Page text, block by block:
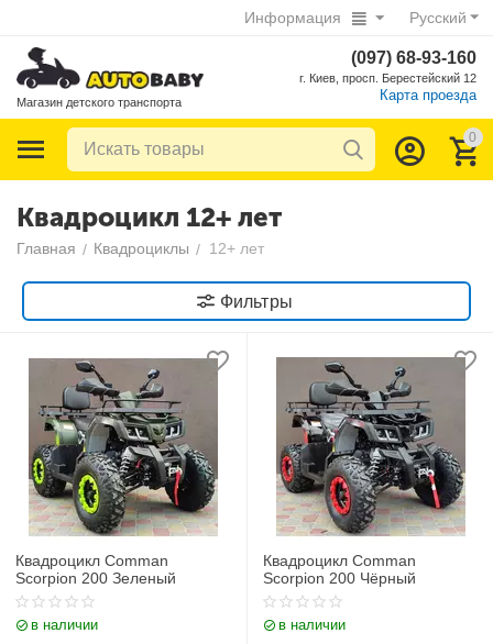
Русский
Информация
Магазин детского транспорта
(097) 68-93-160
г. Киев, просп. Берестейский 12
Карта проезда
0
Квадроцикл 12+ лет
Главная / Квадроциклы / 12+ лет
Фильтры
Квадроцикл Comman
Scorpion 200 Зеленый
в наличии
Квадроцикл Comman
Scorpion 200 Чёрный
в наличии